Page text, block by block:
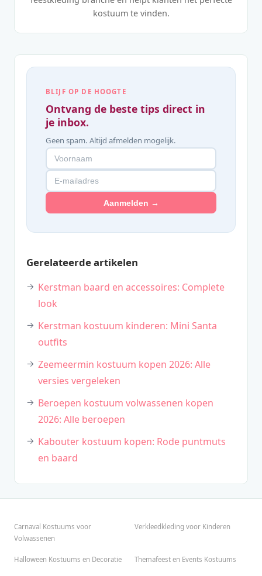
kostuum te vinden.
BLIJF OP DE HOOGTE
Ontvang de beste tips direct in
je inbox.
Geen spam. Altijd afmelden mogelijk.
Aanmelden →
Gerelateerde artikelen
Kerstman baard en accessoires: Complete
look
Kerstman kostuum kinderen: Mini Santa
outfits
Zeemeermin kostuum kopen 2026: Alle
versies vergeleken
Beroepen kostuum volwassenen kopen
2026: Alle beroepen
Kabouter kostuum kopen: Rode puntmuts
en baard
Carnaval Kostuums voor
Volwassenen
Verkleedkleding voor Kinderen
Halloween Kostuums en Decoratie Themafeest en Events Kostuums